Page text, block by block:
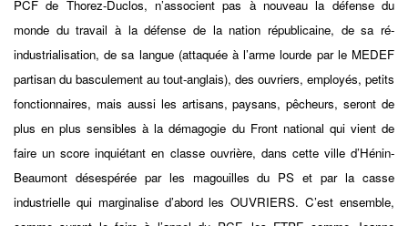
PCF de Thorez-Duclos, n’associent pas à nouveau la défense du
monde du travail à la défense de la nation républicaine, de sa ré-
industrialisation, de sa langue (attaquée à l’arme lourde par le MEDEF
partisan du basculement au tout-anglais), des ouvriers, employés, petits
fonctionnaires, mais aussi les artisans, paysans, pêcheurs, seront de
plus en plus sensibles à la démagogie du Front national qui vient de
faire un score inquiétant en classe ouvrière, dans cette ville d’Hénin-
Beaumont désespérée par les magouilles du PS et par la casse
industrielle qui marginalise d’abord les OUVRIERS. C’est ensemble,